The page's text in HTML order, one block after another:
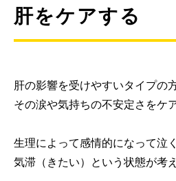
肝をケアする
肝の影響を受けやすいタイプの
その涙や気持ちの不安定さをケ
生理によって感情的になって泣
気滞（きたい）という状態が考